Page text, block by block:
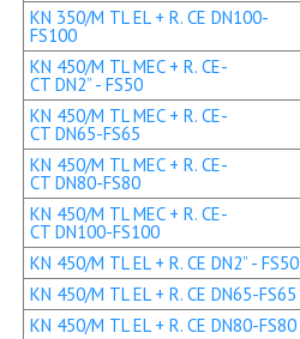
KN 350/M TL EL + R. CE DN100-
FS100
KN 450/M TL MEC + R. CE-
CT DN2” - FS50
KN 450/M TL MEC + R. CE-
CT DN65-FS65
KN 450/M TL MEC + R. CE-
CT DN80-FS80
KN 450/M TL MEC + R. CE-
CT DN100-FS100
KN 450/M TL EL + R. CE DN2” - FS50
KN 450/M TL EL + R. CE DN65-FS65
KN 450/M TL EL + R. CE DN80-FS80